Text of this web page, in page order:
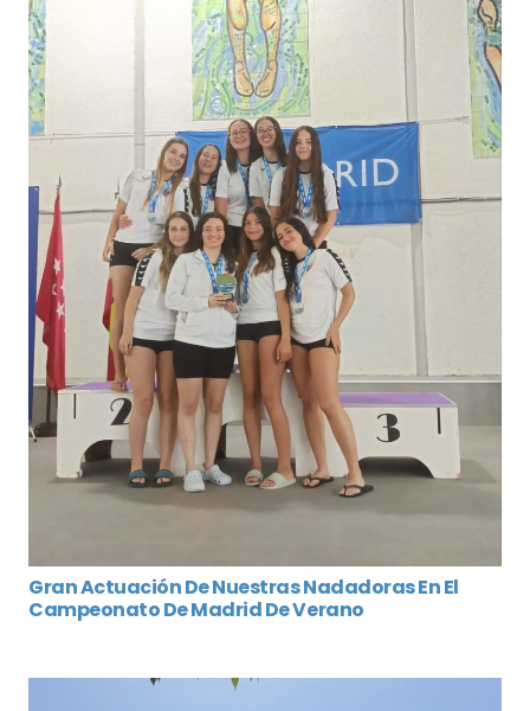
Gran Actuación De Nuestras Nadadoras En El
Campeonato De Madrid De Verano